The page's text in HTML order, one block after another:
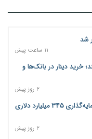
شد
۱۱ ساعت پیش
خرید دینار در بانک‌ها و
۲ روز پیش
جنگ کریدورها وارد فاز جدید شد؛ سرمایه‌گذاری ۳۴۵ میلیارد دلاری
۲ روز پیش